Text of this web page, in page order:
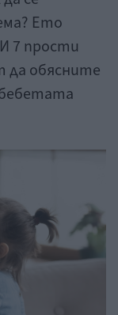
Ето
7 прости
да обясните